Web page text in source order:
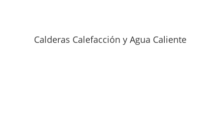
Calderas Calefacción y Agua Caliente